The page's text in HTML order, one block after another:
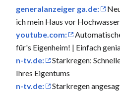
generalanzeiger ga.de:
ich mein Haus vor
youtube.com:
für's Eigenheim! | Einfach
n-tv.de:
Starkregen:
Ihres Eigentums
n-tv.de:
Starkregen